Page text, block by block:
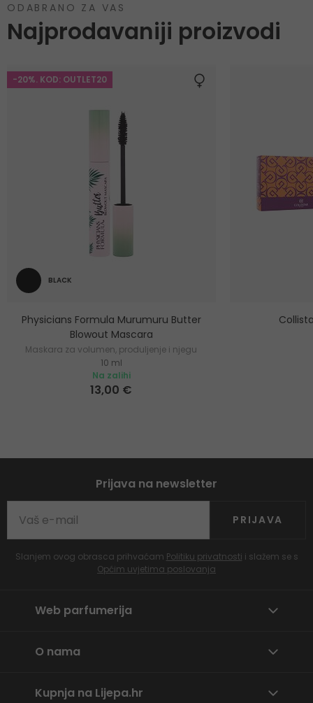
ODABRANO ZA VAS
Najprodavaniji proizvodi
-20%. KOD: OUTLET20
BLACK
Physicians Formula Murumuru Butter
Blowout Mascara
Maskara za volumen, produljenje i njegu
trepavica
10 ml
Na zalihi
13,00 €
Prijava na newsletter
PRIJAVA
Slanjem ovog obrasca prihvaćam Politiku privatnosti i slažem se s
Općim uvjetima poslovanja
Web parfumerija
O nama
Kupnja na Lijepa.hr